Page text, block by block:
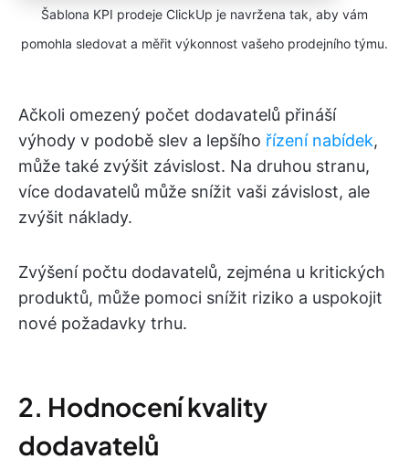
Šablona KPI prodeje ClickUp je navržena tak, aby vám
pomohla sledovat a měřit výkonnost vašeho prodejního týmu.
Ačkoli omezený počet dodavatelů přináší
výhody v podobě slev a lepšího řízení nabídek,
může také zvýšit závislost. Na druhou stranu,
více dodavatelů může snížit vaši závislost, ale
zvýšit náklady.
Zvýšení počtu dodavatelů, zejména u kritických
produktů, může pomoci snížit riziko a uspokojit
nové požadavky trhu.
2. Hodnocení kvality
dodavatelů